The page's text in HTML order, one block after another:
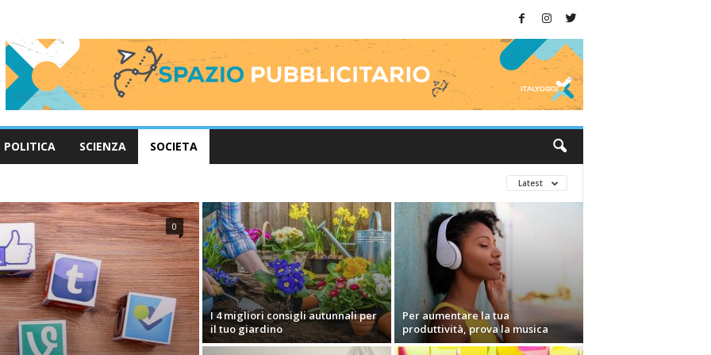
POLITICA SCIENZA SOCIETA
Latest
0
I 4 migliori consigli autunnali per
il tuo giardino
Per aumentare la tua
produttività, prova la musica